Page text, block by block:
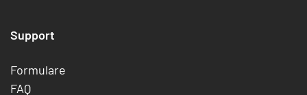
Support
Formulare
FAQ